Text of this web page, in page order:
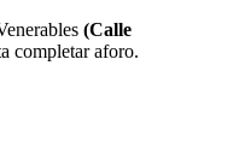
(Calle
completar aforo.